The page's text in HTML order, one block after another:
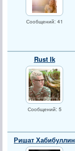
Сообщений: 41
Rust Ik
Сообщений: 5
Ришат Хабибуллин